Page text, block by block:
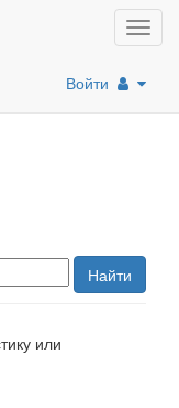
Войти
Найти
или